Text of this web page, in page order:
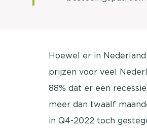
Hoewel er in
prijzen voor veel
88% dat er een
meer dan twaalf
in Q4-2022 toch